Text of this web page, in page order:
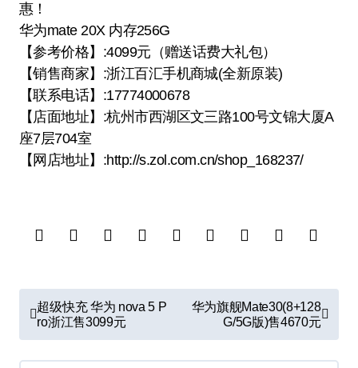
惠！
华为mate 20X 内存256G
【参考价格】:4099元（赠送话费大礼包）
【销售商家】:浙江百汇手机商城(全新原装)
【联系电话】:17774000678
【店面地址】:杭州市西湖区文三路100号文锦大厦A
座7层704室
【网店地址】:http://s.zol.com.cn/shop_168237/
文
章
导
超级快充 华为 nova 5 P
ro浙江售3099元
华为旗舰Mate30(8+128
G/5G版)售4670元